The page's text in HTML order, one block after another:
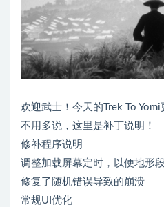
欢迎武士！今天的Trek To
不用多说，这里是补丁说明！
修补程序说明
调整加载屏幕定时，以便地形
修复了随机错误导致的崩溃
常规UI优化